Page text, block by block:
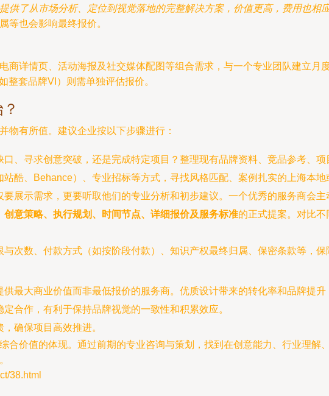
供了从市场分析、定位到视觉落地的完整解决方案，价值更高，费用也相应
等也会影响最终报价。
商详情页、活动海报及社交媒体配图等组合需求，与一个专业团队建立月
整套品牌VI）则需单独评估报价。
物有所值。建议企业按以下步骤进行：
、寻求创意突破，还是完成特定项目？整理现有品牌资料、竞品参考、项
站酷、Behance）、专业招标等方式，寻找风格匹配、案例扎实的上海本地
要展示需求，更要听取他们的专业分析和初步建议。一个优秀的服务商会主
创意策略、执行规划、时间节点、详细报价及服务标准的正式提案。对比
与次数、付款方式（如按阶段付款）、知识产权最终归属、保密条款等，保
供最大商业价值而非最低报价的服务商。优质设计带来的转化率和品牌提升
定合作，有利于保持品牌视觉的一致性和积累效应。
确保项目高效推进。
合价值的体现。通过前期的专业咨询与策划，找到在创意能力、行业理解
38.html